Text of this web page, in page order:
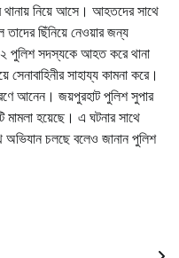
নিয়ে আসে। আহতদের সাথে
তাদের ছিঁনিয়ে নেওয়ার জন্য
২ পুলিশ সদস্যকে আহত করে থানা
সাহায্য কামনা করে।
আনেন। জয়পুরহাট পুলিশ সুপার
মামলা হয়েছে। এ ঘটনার সাথে
অভিযান চলছে বলেও জানান পুলিশ